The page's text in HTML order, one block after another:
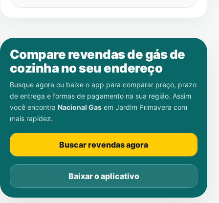
Compare revendas de gás de
cozinha no seu endereço
Busque agora ou baixe o app para comparar preço, prazo
de entrega e formas de pagamento na sua região. Assim
você encontra Nacional Gas em Jardim Primavera com
mais rapidez.
Buscar revendas agora
Baixar o aplicativo